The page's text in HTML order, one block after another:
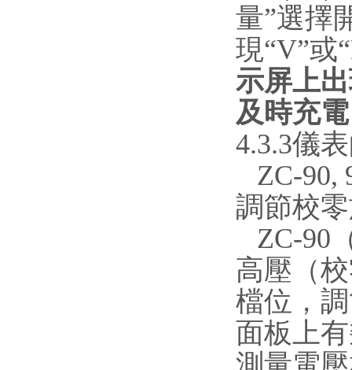
量”選擇
現“V”或“
示屏上
及時充
4.3.3儀
ZC-90,
調節校
ZC-90
高壓（
檔位，
面板上